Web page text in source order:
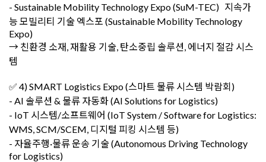
- Sustainable Mobility Technology Expo (SuM-TEC) 지속가
능 모빌리티 기술 엑스포 (Sustainable Mobility Technology
Expo)
→ 친환경 소재, 재활용 기술, 탄소중립 솔루션, 에너지 절감 시스
템
✅ 4) SMART Logistics Expo (스마트 물류 시스템 박람회)
- AI 솔루션 & 물류 자동화 (AI Solutions for Logistics)
- IoT 시스템/소프트웨어 (IoT System / Software for Logistics:
WMS, SCM/SCEM, 디지털 피킹 시스템 등)
- 자율주행·물류 운송 기술 (Autonomous Driving Technology
for Logistics)